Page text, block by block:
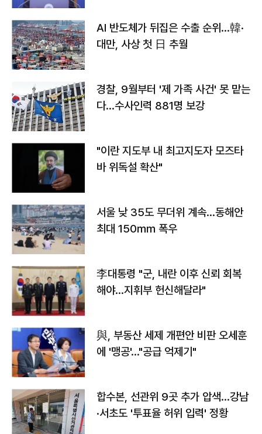
AI 반도체가 뒤집은 수출 순위…韓·
대만, 사상 첫 日 추월
경찰, 9월부터 '제 가족 사건' 못 맡는
다…수사인력 881명 보강
"이란 지도부 내 최고지도자 모즈타
바 위독설 확산"
서울 낮 35도 무더위 계속…동해안
최대 150㎜ 폭우
李대통령 "군, 내란 이후 신뢰 회복
해야…지휘부 헌신해달라"
與, 부동산 세제 개편안 비판 오세훈
에 '맹공'…"공급 억제기"
합수본, 선관위 9곳 추가 압색…강남
·서초도 '투표율 허위 입력' 정황